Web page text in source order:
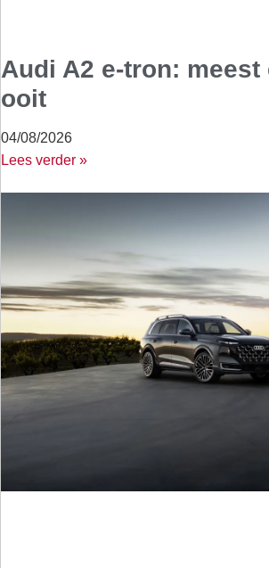
Audi A2 e-tron:
ooit
04/08/2026
Lees verder »